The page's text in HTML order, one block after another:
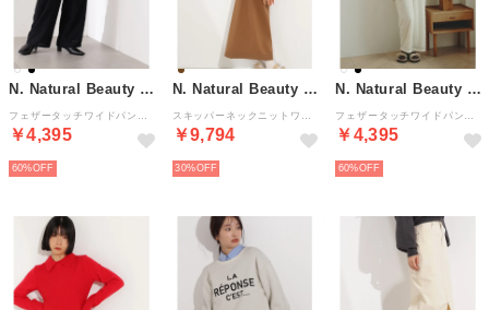
N. Natural Beauty Basic*
￥4,395
60%
N. Natural Beauty Basic*
￥9,794
30%
N. Natural Beauty Basic*
￥4,395
60%